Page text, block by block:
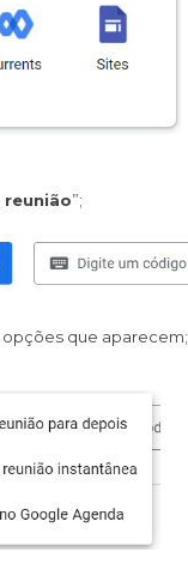
reunião”;
opções que aparecem;